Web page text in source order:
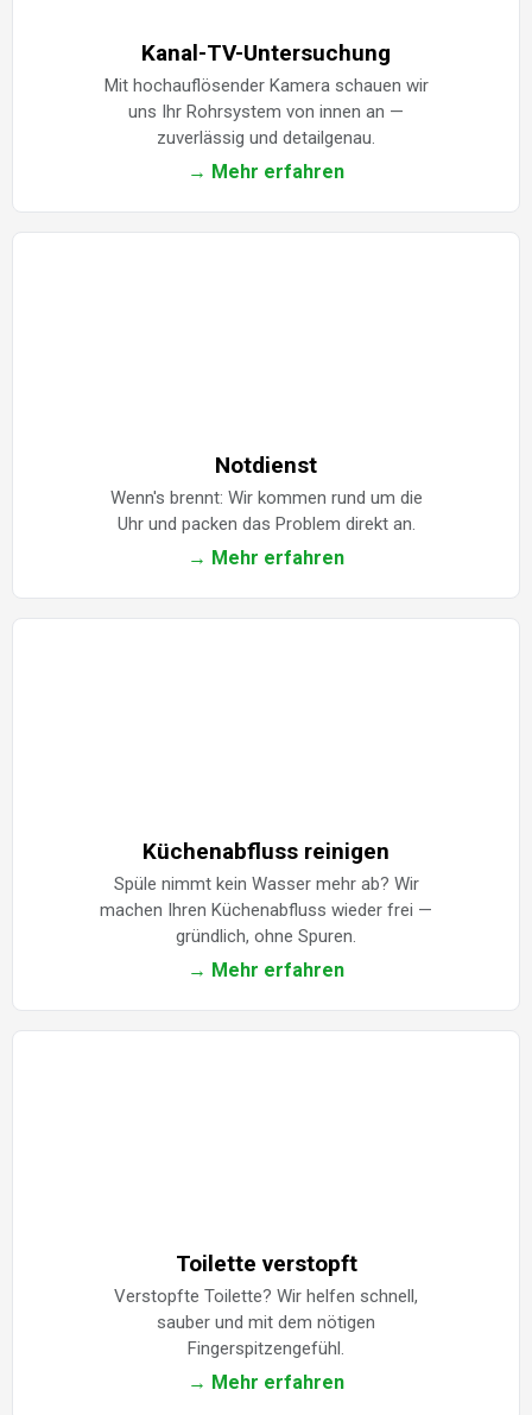
Kanal-TV-Untersuchung
Mit hochauflösender Kamera schauen wir
uns Ihr Rohrsystem von innen an —
zuverlässig und detailgenau.
→ Mehr erfahren
Notdienst
Wenn's brennt: Wir kommen rund um die
Uhr und packen das Problem direkt an.
→ Mehr erfahren
Küchenabfluss reinigen
Spüle nimmt kein Wasser mehr ab? Wir
machen Ihren Küchenabfluss wieder frei —
gründlich, ohne Spuren.
→ Mehr erfahren
Toilette verstopft
Verstopfte Toilette? Wir helfen schnell,
sauber und mit dem nötigen
Fingerspitzengefühl.
→ Mehr erfahren